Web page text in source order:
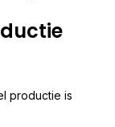
productie is